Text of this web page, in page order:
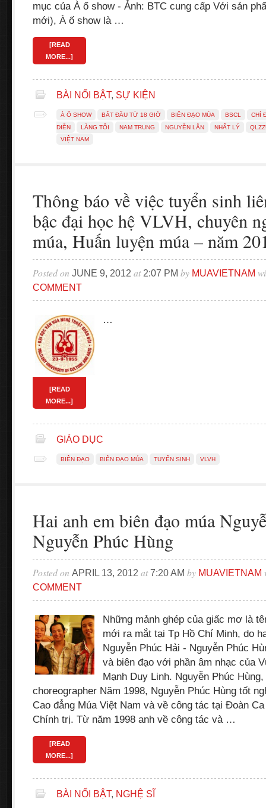
mục của À ố show - Ảnh: BTC cung cấp Với sản
mới), À ố show là …
[READ
MORE...]
BÀI NỔI BẬT, SỰ KIỆN
À Ố SHOW BẮT ĐẦU TỪ 18 GIỜ BIÊN ĐẠO MÚA BSCL
CHỈ
DIỄN
LÀNG TÔI NAM TRUNG NGUYỄN LÂN NHẤT LÝ
VIỆT NAM
Thông báo về việc tuyển sinh
bậc đại học hệ VLVH, chuyên
múa, Huấn luyện múa – năm
Posted on JUNE 9, 2012 at 2:07 PM by MUAVIETNAM
COMMENT
…
[READ
MORE...]
GIÁO DỤC
BIÊN ĐẠO BIÊN ĐẠO MÚA TUYỂN SINH VLVH
Hai anh em biên đạo múa
Nguyễn Phúc Hùng
Posted on APRIL 13, 2012 at7:20 AM by MUAVIETNAM
COMMENT
Những mảnh ghép của giấc mơ là
mới ra mắt tại Tp Hồ Chí Minh, do
Nguyễn Phúc Hải - Nguyễn Phúc
và biên đạo với phần âm nhạc của
Mạnh Duy Linh. Nguyễn Phúc
choreographer Năm 1998, Nguyễn Phúc Hùng tốt
Cao đẳng Múa Việt Nam và về công tác tại Đoàn
Chính trị. Từ năm 1998 anh về công tác và …
[READ
MORE...]
BÀI NỔI BẬT, NGHỆ SĨ